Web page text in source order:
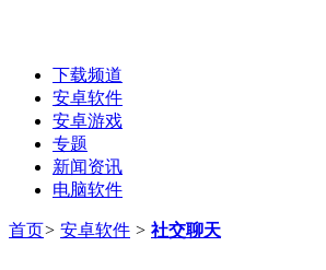
下载频道
安卓软件
安卓游戏
专题
新闻资讯
电脑软件
首页> 安卓软件 > 社交聊天